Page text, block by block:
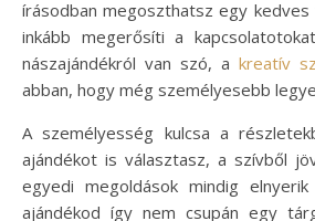
írásodban megoszthatsz egy
inkább megerősíti a
nászajándékról van szó, a kreatív
abban, hogy még személyesebb
A személyesség kulcsa a
ajándékot is választasz, a szívből
egyedi megoldások mindig
ajándékod így nem csupán egy